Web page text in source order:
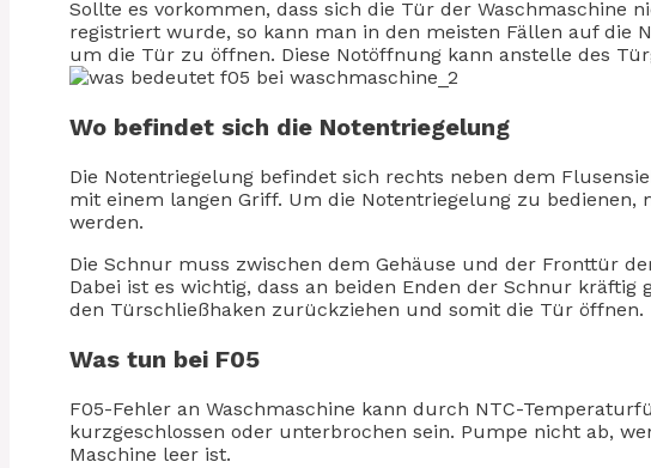
Sollte es vorkommen, dass sich die Tür der Waschmaschine
registriert wurde, so kann man in den meisten Fällen auf die
um die Tür zu öffnen. Diese Notöffnung kann anstelle des
Wo befindet sich die Notentriegelung
Die Notentriegelung befindet sich rechts neben dem
mit einem langen Griff. Um die Notentriegelung zu bedienen,
werden.
Die Schnur muss zwischen dem Gehäuse und der Fronttür
Dabei ist es wichtig, dass an beiden Enden der Schnur
den Türschließhaken zurückziehen und somit die Tür öffnen.
Was tun bei F05
F05-Fehler an Waschmaschine kann durch NTC-
kurzgeschlossen oder unterbrochen sein. Pumpe nicht ab,
Maschine leer ist.